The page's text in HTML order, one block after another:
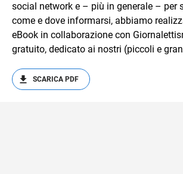
social network e – più in generale – per
come e dove informarsi, abbiamo
eBook in collaborazione con
gratuito, dedicato ai nostri (piccoli e
SCARICA PDF